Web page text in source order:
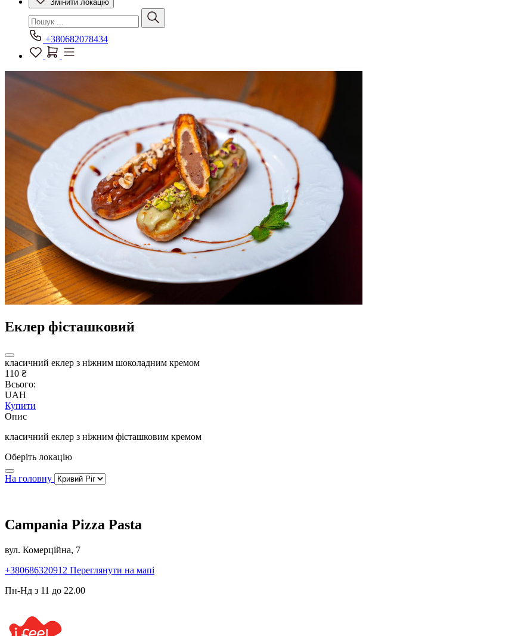
Змінити локацію
+380682078434
Еклер фісташковий
класичний еклер з ніжним шоколадним кремом
110 ₴
Всього:
UAH
Купити
Опис
класичний еклер з ніжним фісташковим кремом
Оберіть локацію
На головну
Campania Pizza Pasta
вул. Комерційна, 7
+380686320912 Переглянути на мапі
Пн-Нд з 11 до 22.00